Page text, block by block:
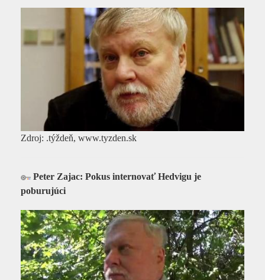
Zdroj: .týždeň, www.tyzden.sk
Peter Zajac: Pokus internovať Hedvigu je
poburujúci